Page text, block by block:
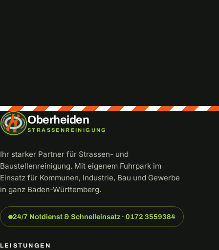
Direkt anrufen
0172 3559384info@oberheiden.net
Oberheiden
STRASSENREINIGUNG
Ihr starker Partner für Strassen- und
Baustellenreinigung. Mit eigenem Fuhrpark im
Einsatz für Kommunen, Industrie, Bau und Gewerbe
in ganz Baden-Württemberg.
24/7 Notdienst & Schnelleinsatz · 0172 3559384
LEISTUNGEN